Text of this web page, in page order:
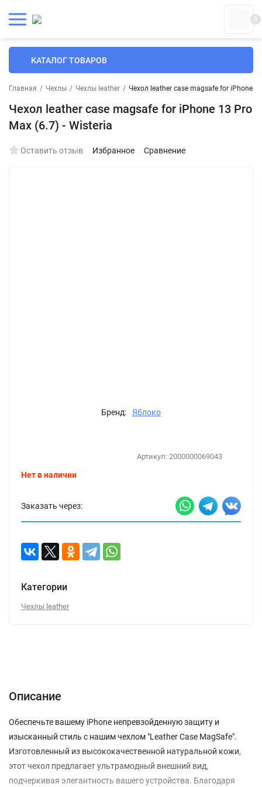
0
КАТАЛОГ ТОВАРОВ
Главная / Чехлы / Чехлы leather / Чехол leather case magsafe for iPhone
Чехол leather case magsafe for iPhone 13 Pro
Max (6.7) - Wisteria
Оставить отзыв Избранное Сравнение
Бренд: Яблоко
Артикул: 2000000069043
Нет в наличии
Заказать через:
Категории
Чехлы leather
Описание
Обеспечьте вашему iPhone непревзойденную защиту и
изысканный стиль с нашим чехлом "Leather Case MagSafe".
Изготовленный из высококачественной натуральной кожи,
этот чехол предлагает ультрамодный внешний вид,
подчеркивая элегантность вашего устройства. Благодаря